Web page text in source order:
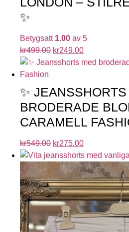
✨
Betygsatt 1.00 av 5
kr499.00 kr249.00
✨
BRODERADE
CARAMELL
kr549.00 kr275.00